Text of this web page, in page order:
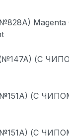
Magenta
(С
(С
(С